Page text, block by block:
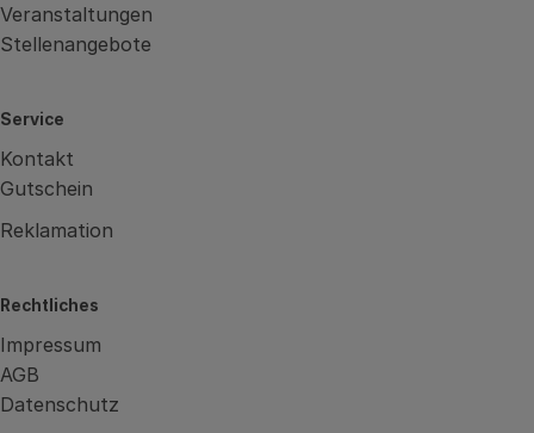
Veranstaltungen
Stellenangebote
Service
Kontakt
Gutschein
Reklamation
Rechtliches
Impressum
AGB
Datenschutz